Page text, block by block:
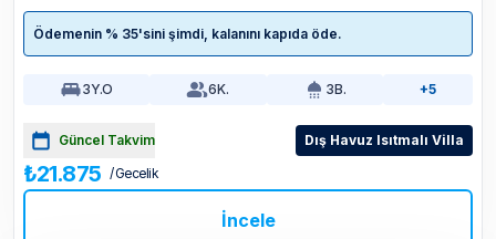
Ödemenin % 35'sini şimdi, kalanını kapıda öde.
3Y.O 6K. 3B. +5
Güncel Takvim Dış Havuz Isıtmalı Villa
₺21.875 / Gecelik
İncele